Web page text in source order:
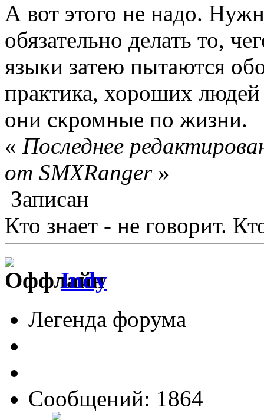
А вот этого не надо.
обязательно делать то,
языки затею пытаются
практика, хороших
они скромные по жизни.
« Последнее
от SMXRanger»
Записан
Кто знает - не говорит.
Indy
Легенда форума
Сообщений: 1864